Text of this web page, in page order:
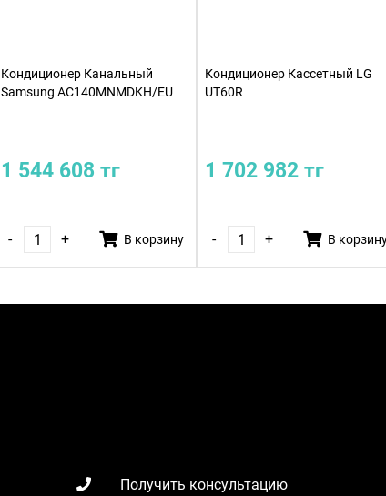
Кондиционер Канальный
Samsung AC140MNMDKH/EU
1 544 608 тг
- + В корзину
Кондиционер Кассетный LG
UT60R
1 702 982 тг
- + В
Получить консультацию